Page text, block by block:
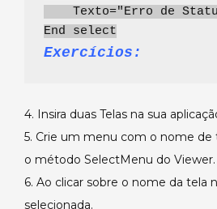
Texto="Erro de
End select
Exercícios:
4. Insira duas Telas na sua
5. Crie um menu com o nome de
o método SelectMenu do Viewer.
6. Ao clicar sobre o nome da tela
selecionada.